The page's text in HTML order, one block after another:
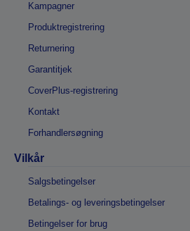
Kampagner
Produktregistrering
Returnering
Garantitjek
CoverPlus-registrering
Kontakt
Forhandlersøgning
Vilkår
Salgsbetingelser
Betalings- og leveringsbetingelser
Betingelser for brug